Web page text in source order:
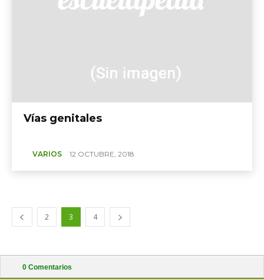
Vías genitales
VARIOS 12 OCTUBRE, 2018
2 3 4
0 Comentarios